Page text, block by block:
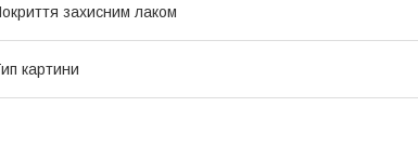
захисним лаком
картини